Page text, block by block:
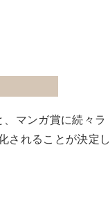
マンガ賞に続々ラ
されることが決定し